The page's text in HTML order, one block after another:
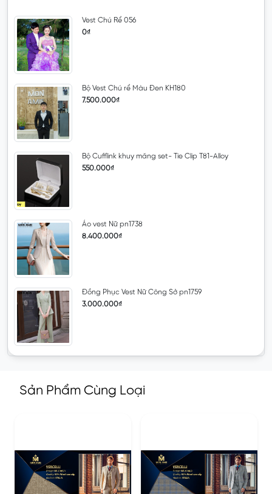
Vest Chú Rể 056
0₫
Bộ Vest Chú rể Màu Đen KH180
7.500.000₫
Bộ Cufflink khuy măng set- Tie Clip T81-Alloy
550.000₫
Áo vest Nữ pn1738
8.400.000₫
Đồng Phục Vest Nữ Công Sở pn1759
3.000.000₫
Sản Phẩm Cùng Loại